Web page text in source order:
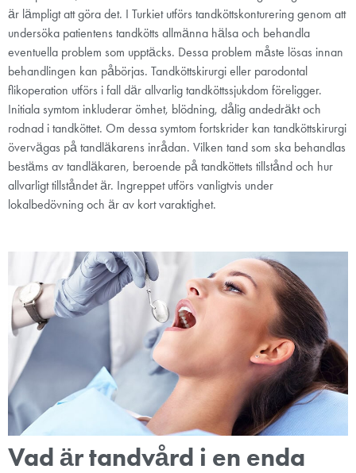
är lämpligt att göra det. I Turkiet utförs tandköttskonturering genom att
undersöka patientens tandkötts allmänna hälsa och behandla
eventuella problem som upptäcks. Dessa problem måste lösas innan
behandlingen kan påbörjas. Tandköttskirurgi eller parodontal
flikoperation utförs i fall där allvarlig tandköttssjukdom föreligger.
Initiala symtom inkluderar ömhet, blödning, dålig andedräkt och
rodnad i tandköttet. Om dessa symtom fortskrider kan tandköttskirurgi
övervägas på tandläkarens inrådan. Vilken tand som ska behandlas
bestäms av tandläkaren, beroende på tandköttets tillstånd och hur
allvarligt tillståndet är. Ingreppet utförs vanligtvis under
lokalbedövning och är av kort varaktighet.
Vad är tandvård i en enda